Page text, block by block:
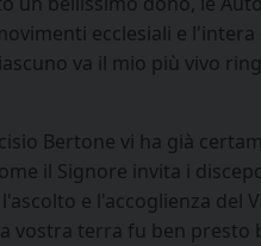
ecclesiali e
va il mio più vivo
Bertone vi ha già
il Signore invita i
e l'accoglienza del
vostra terra fu ben